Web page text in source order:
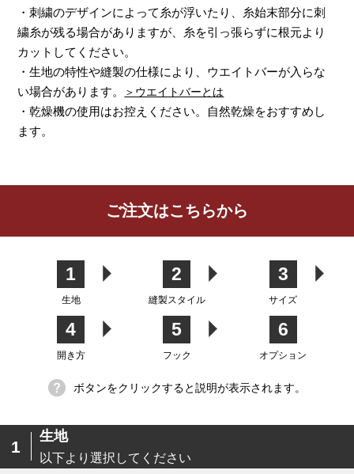
・刺繍のデザインによって糸が浮いたり、糸始末部分に刺
繍糸が残る場合がありますが、糸を引っ張らずに根元より
カットしてください。
・生地の特性や縫製の仕様により、ウエイトバーが入らな
い場合があります。
＞ウエイトバーとは
・乾燥機の使用はお控えください。自然乾燥をおすすめし
ます。
レビューを書く
カバー
テン
生地
ご注文はこちらから
1
生地
2
縫製スタイル
3
サイズ
4
開き方
5
フック
6
オプション
ボタンをクリックすると説明が表示されます。
1
生地
以下より選択してください